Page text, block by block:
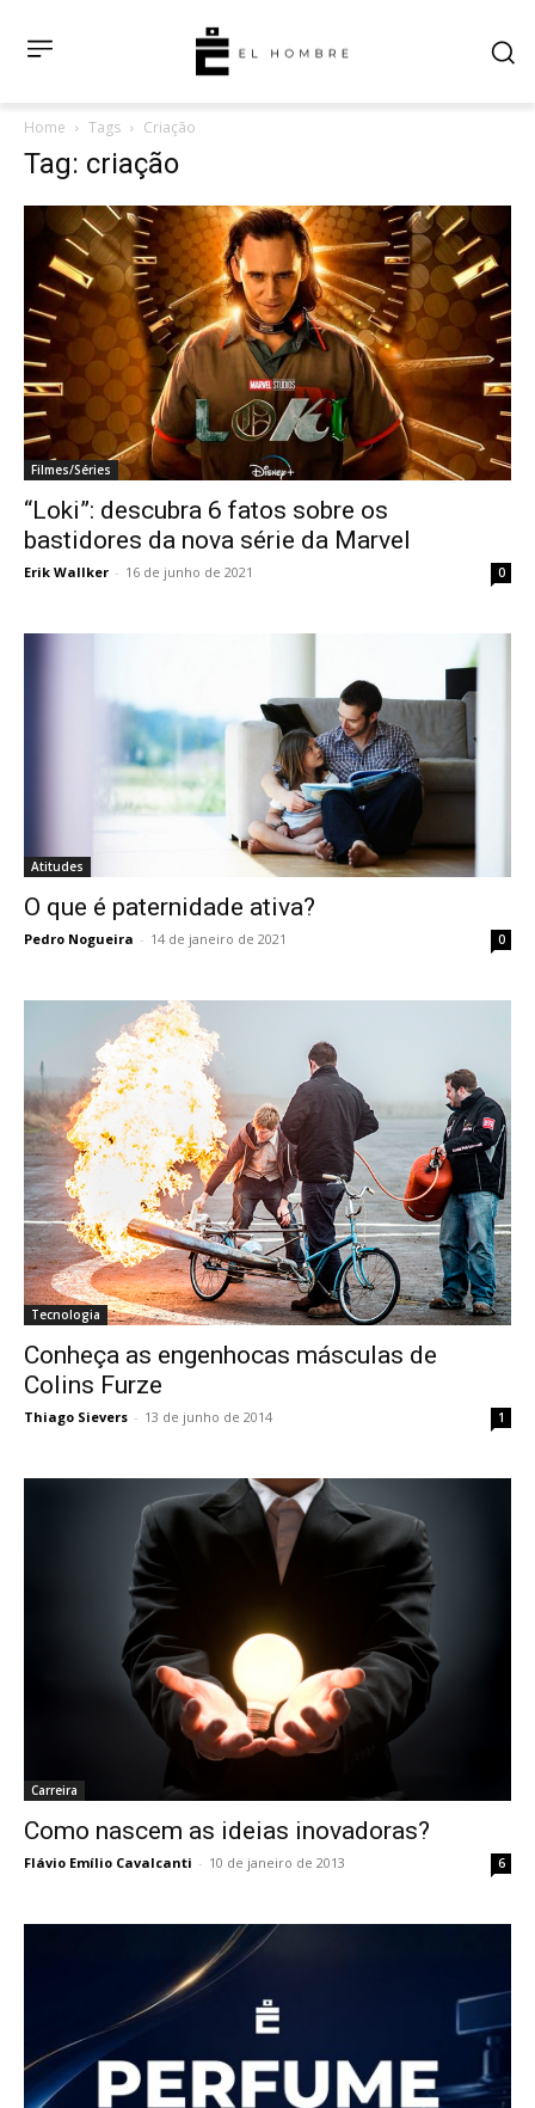
Home Tags Criação
Tag: criação
Filmes/Séries
“Loki”: descubra 6 fatos sobre os
bastidores da nova série da Marvel
Erik Wallker - 16 de junho de 2021 0
Atitudes
O que é paternidade ativa?
Pedro Nogueira - 14 de janeiro de 2021 0
Tecnologia
Conheça as engenhocas másculas de
Colins Furze
Thiago Sievers - 13 de junho de 2014 1
Carreira
Como nascem as ideias inovadoras?
Flávio Emílio Cavalcanti - 10 de janeiro de 2013 6